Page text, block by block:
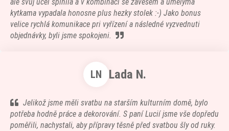
kytkama vypadala honosne plus hezky stolek :-) Jako bonus
velice rychlá komunikace pri vyřízení a následné vyzvednuti
objednávky, byli jsme spokojeni.
LN Lada N.
Jelikož jsme měli svatbu na starším kulturním domě, bylo
potřeba hodně práce a dekorování. S paní Lucií jsme vše dopředu
poměřili, nachystali, aby přípravy těsně před svatbou šly od ruky.